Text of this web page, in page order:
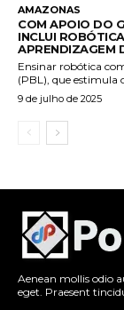
AMAZONAS
COM APOIO DO
INCLUI
APRENDIZAGEM
Ensinar robótica
(PBL), que estimula
9 de julho de 2025
Aenean mollis odio
eget. Praesent